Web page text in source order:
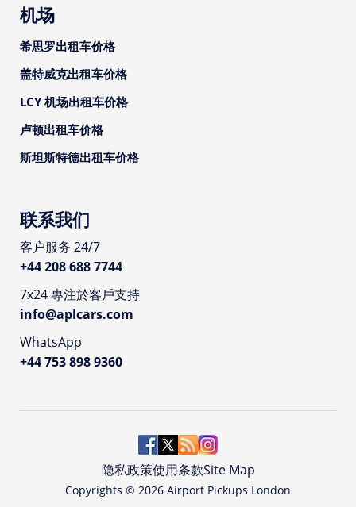
机场
希思罗出租车价格
盖特威克出租车价格
LCY 机场出租车价格
卢顿出租车价格
斯坦斯特德出租车价格
联系我们
客户服务 24/7
+44 208 688 7744
7x24 專注於客戶支持
info@aplcars.com
WhatsApp
+44 753 898 9360
Copyrights © 2026 Airport Pickups London
隐私政策使用条款Site Map